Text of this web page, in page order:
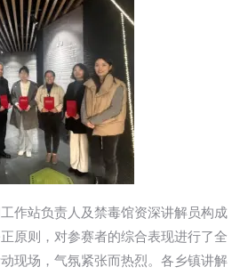
作站负责人及禁毒馆资深讲解员构成
原则，对参赛者的综合表现进行了全
现场，气氛紧张而热烈。各乡镇讲解